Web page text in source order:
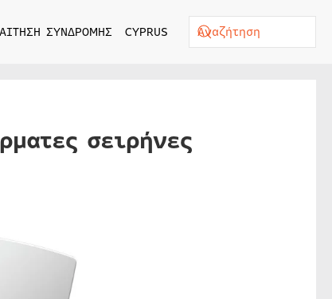
ΑΙΤΗΣΗ ΣΥΝΔΡΟΜΗΣ CYPRUS
σειρήνες